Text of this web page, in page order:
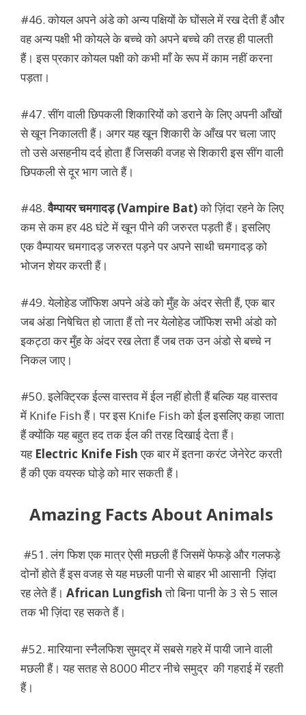
#46. कोयल अपने अंडे को अन्य पक्षियों के घोंसले में रख देती हैं और
वह अन्य पक्षी भी कोयले के बच्चे को अपने बच्चे की तरह ही पालती
हैं। इस प्रकार कोयल पक्षी को कभी माँ के रूप में काम नहीं करना
पड़ता।
#47. सींग वाली छिपकली शिकारियों को डराने के लिए अपनी आँखों
से खून निकालती हैं। अगर यह खून शिकारी के आँख पर चला जाए
तो उसे असहनीय दर्द होता हैं जिसकी वजह से शिकारी इस सींग वाली
छिपकली से दूर भाग जाते हैं।
#48.वैम्पायर चमगादड़ (Vampire Bat)को ज़िंदा रहने के लिए
कम से कम हर 48 घंटे में खून पीने की जरुरत पड़ती हैं। इसलिए
एक वैम्पायर चमगादड़ जरुरत पड़ने पर अपने साथी चमगादड़ को
भोजन शेयर करती हैं।
#49. येलोहेड जॉफिश अपने अंडे को मुँह के अंदर सेती हैं, एक बार
जब अंडा निषेचित हो जाता हैं तो नर येलोहेड जॉफिश सभी अंडो को
इकट्ठा कर मुँह के अंदर रख लेता हैं जब तक उन अंडो से बच्चे न
निकल जाए।
#50. इलेक्ट्रिक ईल्स वास्तव में ईल नहीं होती हैं बल्कि यह वास्तव
में Knife Fish हैं। पर इस Knife Fish को ईल इसलिए कहा जाता
हैं क्योंकि यह बहुत हद तक ईल की तरह दिखाई देता हैं।
यहElectric Knife Fishएक बार में इतना करंट जेनेरेट करती
हैं की एक वयस्क घोड़े को मार सकती हैं।
Amazing Facts About Animals
#51. लंग फिश एक मात्र ऐसी मछली हैं जिसमें फेफड़े और गलफड़े
दोनों होते हैं इस वजह से यह मछली पानी से बाहर भी आसानी ज़िंदा
रह लेते हैं। African Lungfishतो बिना पानी के 3 से 5 साल
तक भी ज़िंदा रह सकते हैं।
#52. मारियाना स्नैलफिश सुमद्र में सबसे गहरे में पायी जाने वाली
मछली हैं। यह सतह से 8000 मीटर नीचे समुद्र की गहराई में रहती
हैं।